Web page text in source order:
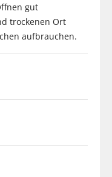
gut
trockenen Ort
aufbrauchen.